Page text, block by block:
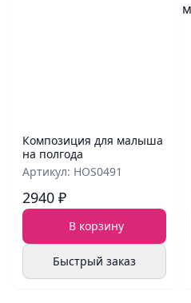
Композиция для малыша
на полгода
Артикул: HOS0491
2940 ₽
В корзину
Быстрый заказ